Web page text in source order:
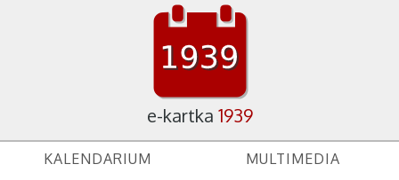
e-kartka 1939
KALENDARIUM
MULTIMEDIA